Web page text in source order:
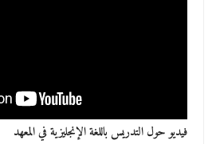
فيديو حول التدريس باللغة الإنجليزية في المعهد